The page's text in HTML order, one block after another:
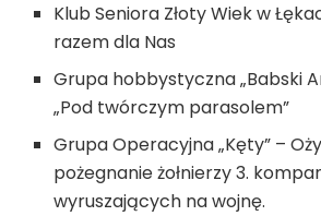
Klub Seniora Złoty Wiek w
razem dla Nas
Grupa hobbystyczna „Babski
„Pod twórczym parasolem”
Grupa Operacyjna „Kęty” –
pożegnanie żołnierzy 3.
wyruszających na wojnę.